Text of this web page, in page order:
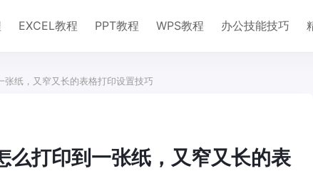
EXCEL教程 PPT教程 WPS教程 办公技能技巧
纸，又窄又长的表格打印设置技巧
打印到一张纸，又窄又长的表